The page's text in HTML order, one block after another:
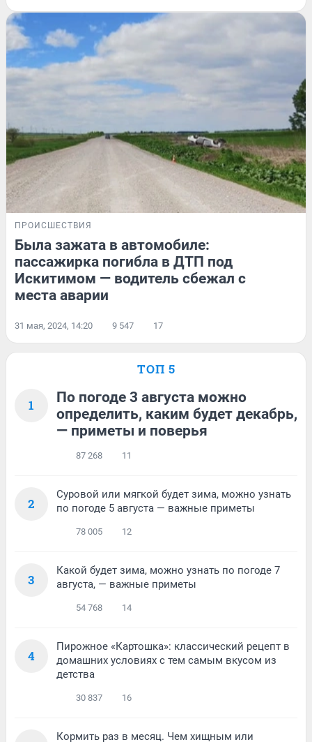
ПРОИСШЕСТВИЯ
Была зажата в автомобиле:
пассажирка погибла в ДТП под
Искитимом — водитель сбежал с
места аварии
31 мая, 2024, 14:20 9 547 17
ТОП 5
1
По погоде 3 августа можно
определить, каким будет декабрь,
— приметы и поверья
87 268 11
2
Суровой или мягкой будет зима, можно узнать
по погоде 5 августа — важные приметы
78 005 12
3
Какой будет зима, можно узнать по погоде 7
августа, — важные приметы
54 768 14
4
Пирожное «Картошка»: классический рецепт в
домашних условиях с тем самым вкусом из
детства
30 837 16
Кормить раз в месяц. Чем хищным или